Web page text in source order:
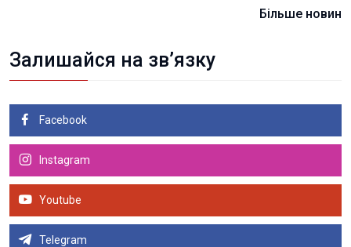
Більше новин
Залишайся на зв’язку
Facebook
Instagram
Youtube
Telegram